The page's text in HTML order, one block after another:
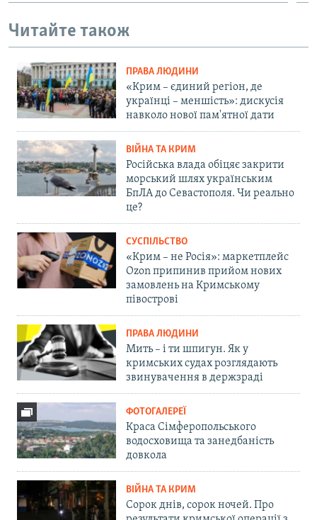
Читайте також
ПРАВА ЛЮДИНИ
«Крим – єдиний регіон, де
українці – меншість»: дискусія
навколо нової пам'ятної дати
ВІЙНА ТА КРИМ
Російська влада обіцяє закрити
морський шлях українським
БпЛА до Севастополя. Чи реально
це?
СУСПІЛЬСТВО
«Крим – не Росія»: маркетплейс
Ozon припинив прийом нових
замовлень на Кримському
півострові
ПРАВА ЛЮДИНИ
Мить – і ти шпигун. Як у
кримських судах розглядають
звинувачення в держзраді
ФОТОГАЛЕРЕЇ
Краса Сімферопольського
водосховища та занедбаність
довкола
ВІЙНА ТА КРИМ
Сорок днів, сорок ночей. Про